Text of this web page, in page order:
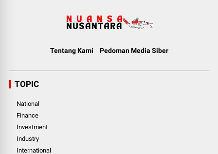
Tentang Kami Pedoman Media Siber
TOPIC
National
Finance
Investment
Industry
International